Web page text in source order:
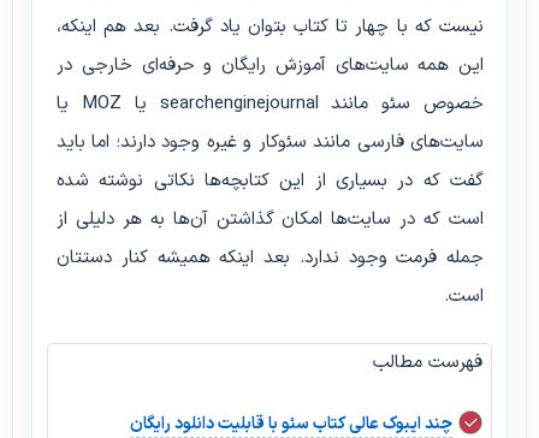
نیست که با چهار تا کتاب بتوان یاد گرفت. بعد هم اینکه،
این همه سایت‌های آموزش رایگان و حرفه‌ای خارجی در
خصوص سئو مانند searchenginejournal یا MOZ یا
سایت‌های فارسی مانند سئوکار و غیره وجود دارند؛ اما باید
گفت که در بسیاری از این کتابچه‌ها نکاتی نوشته شده
است که در سایت‌ها امکان گذاشتن آن‌ها به هر دلیلی از
جمله فرمت وجود ندارد. بعد اینکه همیشه کنار دستتان
است.
فهرست مطالب
چند ایبوک عالی کتاب سئو با قابلیت دانلود رایگان